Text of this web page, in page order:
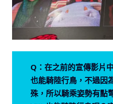
Q：在之前的宣傳影片
也能騎陸行鳥，不過因
殊，所以騎乘姿勢有點